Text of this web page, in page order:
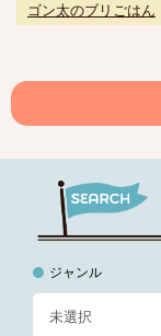
ゴン太のブリごはん
ジャンル